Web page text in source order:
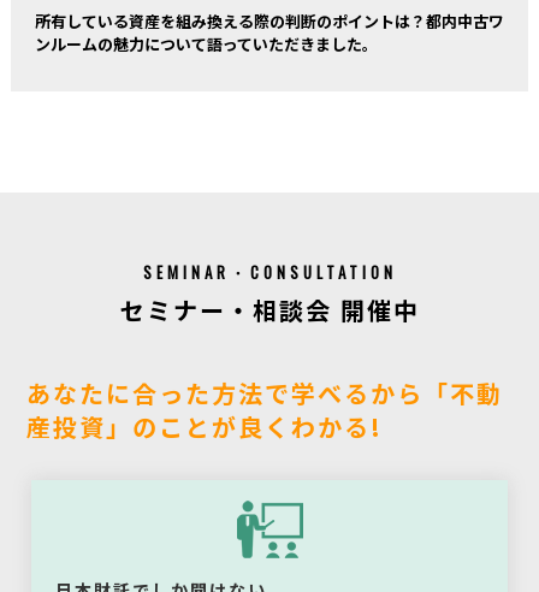
所有している資産を組み換える際の判断のポイントは？都内中古ワ
ンルームの魅力について語っていただきました。
SEMINAR・CONSULTATION
セミナー・相談会 開催中
あなたに合った方法で学べるから「不動
産投資」のことが良くわかる!